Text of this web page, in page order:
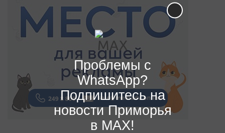
Проблемы с
WhatsApp?
Подпишитесь на
новости Приморья
в MAX!